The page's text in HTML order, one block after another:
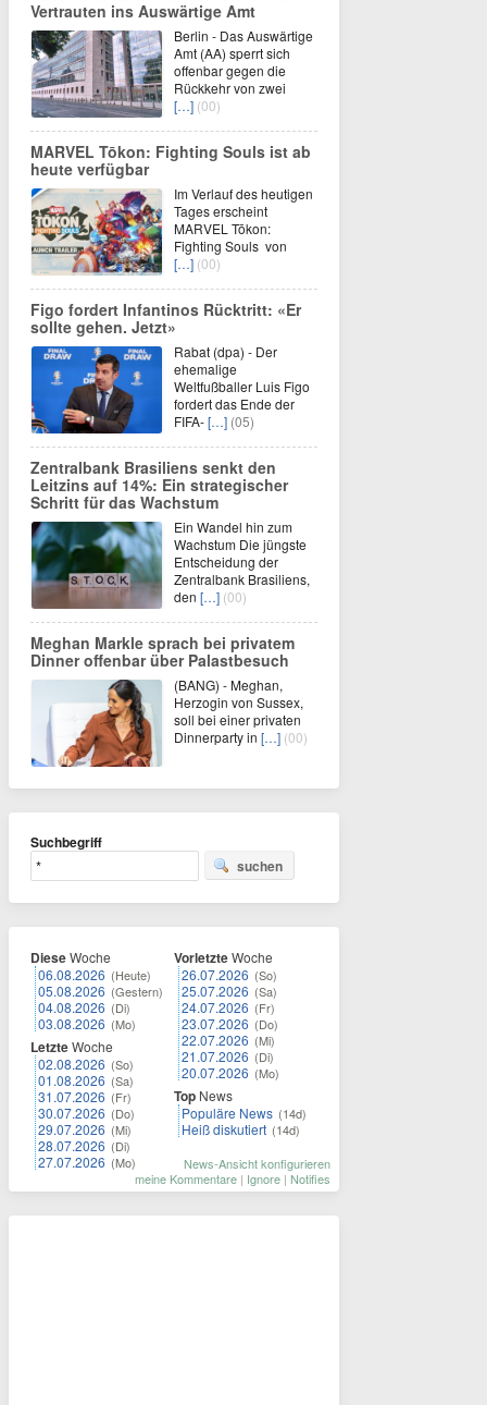
Vertrauten ins Auswärtige Amt
Berlin - Das Auswärtige
Amt (AA) sperrt sich
offenbar gegen die
Rückkehr von zwei
[…] (00)
MARVEL Tōkon: Fighting Souls ist ab
heute verfügbar
Im Verlauf des heutigen
Tages erscheint
MARVEL Tōkon:
Fighting Souls von
[…] (00)
Figo fordert Infantinos Rücktritt: «Er
sollte gehen. Jetzt»
Rabat (dpa) - Der
ehemalige
Weltfußballer Luis Figo
fordert das Ende der
FIFA-[…] (05)
Zentralbank Brasiliens senkt den
Leitzins auf 14%: Ein strategischer
Schritt für das Wachstum
Ein Wandel hin zum
Wachstum Die jüngste
Entscheidung der
Zentralbank Brasiliens,
den […] (00)
Meghan Markle sprach bei privatem
Dinner offenbar über Palastbesuch
(BANG) - Meghan,
Herzogin von Sussex,
soll bei einer privaten
Dinnerparty in […] (00)
Suchbegriff
suchen
DieseWoche
06.08.2026 (Heute)
05.08.2026 (Gestern)
04.08.2026 (Di)
03.08.2026 (Mo)
LetzteWoche
02.08.2026 (So)
01.08.2026 (Sa)
31.07.2026 (Fr)
30.07.2026 (Do)
29.07.2026 (Mi)
28.07.2026 (Di)
27.07.2026 (Mo)
VorletzteWoche
26.07.2026 (So)
25.07.2026 (Sa)
24.07.2026 (Fr)
23.07.2026 (Do)
22.07.2026 (Mi)
21.07.2026 (Di)
20.07.2026 (Mo)
Top News
Populäre News (14d)
Heiß diskutiert (14d)
News-Ansicht konfigurieren
meine Kommentare | Ignore | Notifies